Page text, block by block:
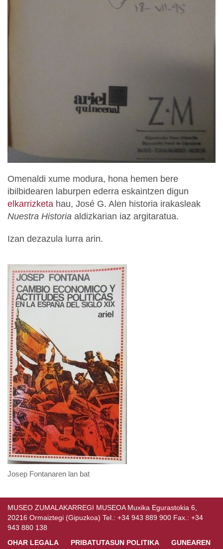
Omenaldi xume modura, hona hemen bere
ibilbidearen laburpen ederra eskaintzen digun
elkarrizketa hau, José G. Alen historia irakasleak
Nuestra Historia aldizkarian iaz argitaratua.
Izan dezazula lurra arin.
Josep Fontanaren lan bat
MUSEO ZUMALAKARREGI MUSEOA Muxika Egurastokia 6,
20216 Ormaiztegi (Gipuzkoa) Tel.: +34 943 889 900 Fax.: +34
943 880 138
OHAR LEGALA
PRIBATUTASUN POLITIKA
GUNEAREN